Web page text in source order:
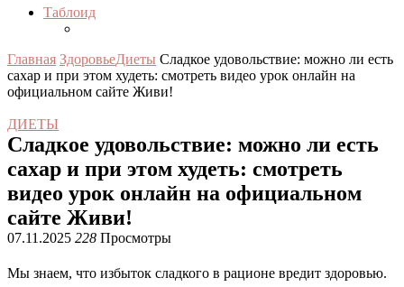
Таблоид
Главная ЗдоровьеДиеты Сладкое удовольствие: можно ли есть
сахар и при этом худеть: смотреть видео урок онлайн на
официальном сайте Живи!
ДИЕТЫ
Сладкое удовольствие: можно ли есть
сахар и при этом худеть: смотреть
видео урок онлайн на официальном
сайте Живи!
07.11.2025 228 Просмотры
Мы знаем, что избыток сладкого в рационе вредит здоровью.